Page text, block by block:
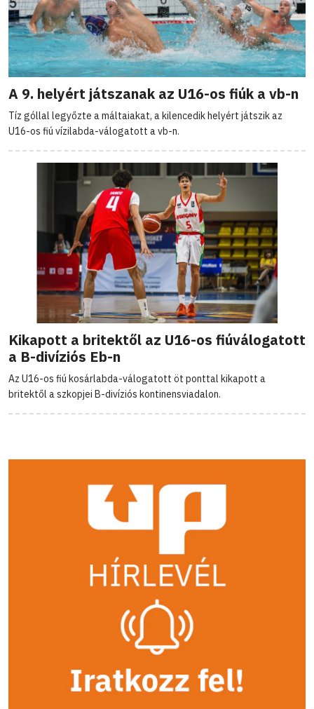
A 9. helyért játszanak az U16-os fiúk a vb-n
Tíz góllal legyőzte a máltaiakat, a kilencedik helyért játszik az
U16-os fiú vízilabda-válogatott a vb-n.
Kikapott a britektől az U16-os fiúválogatott
a B-divíziós Eb-n
Az U16-os fiú kosárlabda-válogatott öt ponttal kikapott a
britektől a szkopjei B-divíziós kontinensviadalon.